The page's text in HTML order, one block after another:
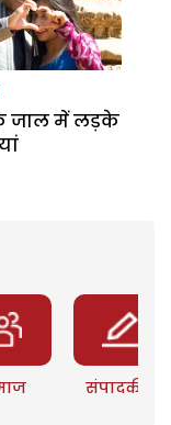
जाल में लड़के
संपादकीय